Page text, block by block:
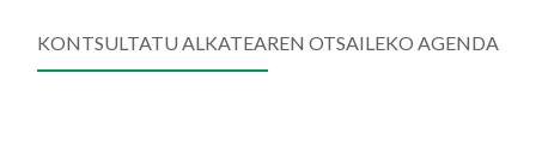
KONTSULTATU ALKATEAREN OTSAILEKO AGENDA